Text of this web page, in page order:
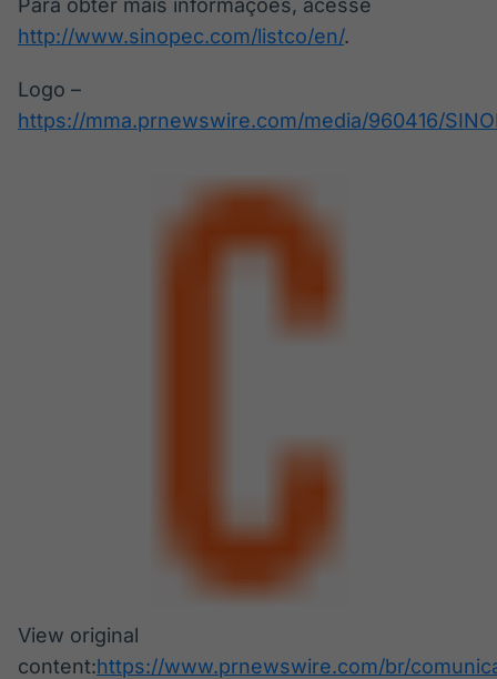
Para obter mais informações, acesse
http://www.sinopec.com/listco/en/.
Logo –
https://mma.prnewswire.com/media/960416/
View original
content:https://www.prnewswire.com/br/